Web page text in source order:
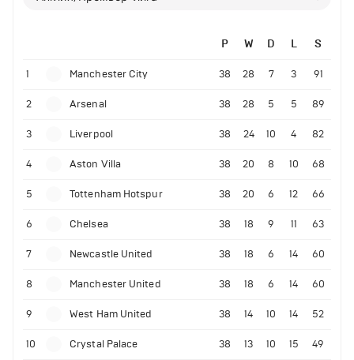
P W D L S
1 Manchester City 38 28 7 3 91
2 Arsenal 38 28 5 5 89
3 Liverpool 38 24 10 4 82
4 Aston Villa 38 20 8 10 68
5 Tottenham Hotspur 38 20 6 12 66
6 Chelsea 38 18 9 11 63
7 Newcastle United 38 18 6 14 60
8 Manchester United 38 18 6 14 60
9 West Ham United 38 14 10 14 52
10 Crystal Palace 38 13 10 15 49